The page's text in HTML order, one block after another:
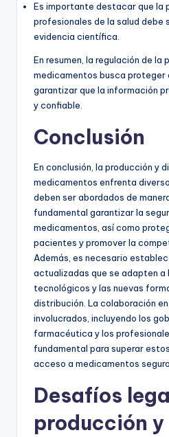
Es importante destacar que la
profesionales de la salud debe
evidencia científica.
En resumen, la regulación de la
medicamentos busca proteger
garantizar que la información
y confiable.
Conclusión
En conclusión, la producción y
medicamentos enfrenta
deben ser abordados de
fundamental garantizar la
medicamentos, así como
pacientes y promover la
Además, es necesario
actualizadas que se adapten a
tecnológicos y las nuevas
distribución. La colaboración
involucrados, incluyendo los
farmacéutica y los
fundamental para superar
acceso a medicamentos
Desafíos
producción y